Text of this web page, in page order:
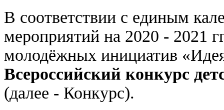
В соответствии с единым
мероприятий на 2020 - 2021
молодёжных инициатив
Всероссийский конкурс
(далее - Конкурс).